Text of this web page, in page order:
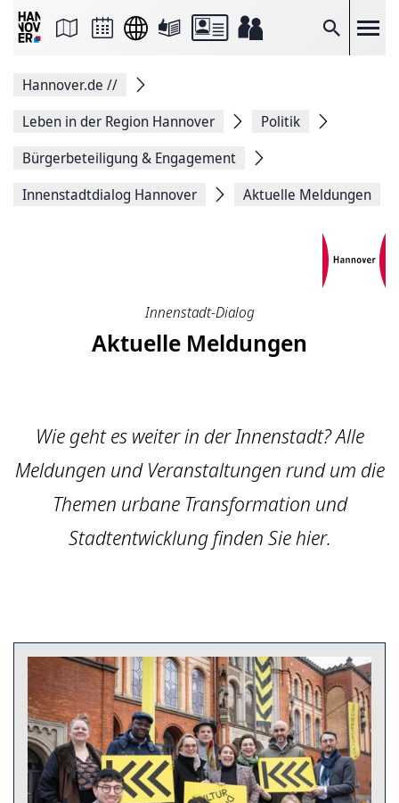
Suche
Seite
Facebook
teilen
Seitenlink
Seite
Hannover.de //
Leben in der Region Hannover
Politik
Bürgerbeteiligung & Engagement
Innenstadtdialog Hannover
Aktuelle Meldungen
Innenstadt-Dialog
Aktuelle Meldungen
Wie geht es weiter in der Innenstadt? Alle
Meldungen und Veranstaltungen rund um die
Themen urbane Transformation und
Stadtentwicklung finden Sie hier.